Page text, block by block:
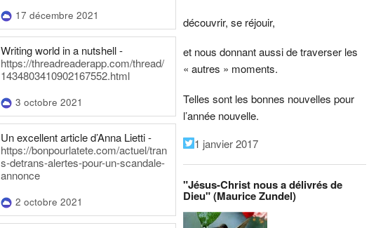
17 décembre 2021
Writing world in a nutshell -
https://threadreaderapp.com/thread/
1434803410902167552.html
3 octobre 2021
Un excellent article d’Anna Lietti -
https://bonpourlatete.com/actuel/tran
s-detrans-alertes-pour-un-scandale-
annonce
2 octobre 2021
découvrir, se réjouir,
et nous donnant aussi de traverser les
« autres » moments.
Telles sont les bonnes nouvelles pour
l’année nouvelle.
1 janvier 2017
"Jésus-Christ nous a délivrés de
Dieu" (Maurice Zundel)